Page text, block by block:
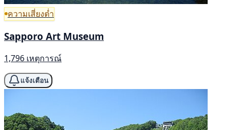
ความเสี่ยงต่ำ
Sapporo Art Museum
1,796 เหตุการณ์
แจ้งเตือน